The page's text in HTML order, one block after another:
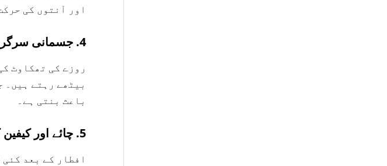
اور آنتوں کی
4. جسمانی سرگرمی میں کمی
روزے کی تھکاوٹ
بیٹھے رہتے ہیں۔
باعث بنتی ہے۔
5. چائے اور کیفین کا زیادہ استعمال
افطار کے بعد